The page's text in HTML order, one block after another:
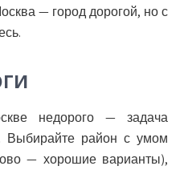
— город дорогой, но с
недорого — задача
Выбирайте район с умом
— хорошие варианты),